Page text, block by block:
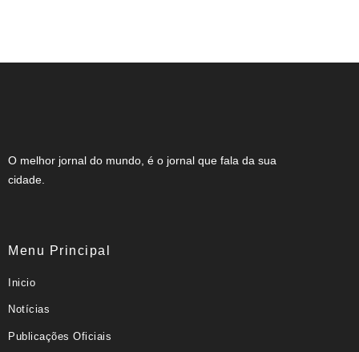
O melhor jornal do mundo, é o jornal que fala da sua
cidade.
Menu Principal
Inicio
Notícias
Publicações Oficiais